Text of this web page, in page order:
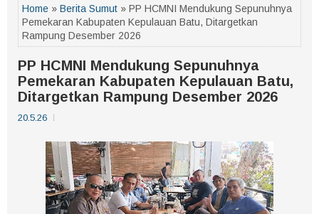
Home » Berita Sumut » PP HCMNI Mendukung Sepunuhnya
Pemekaran Kabupaten Kepulauan Batu, Ditargetkan
Rampung Desember 2026
PP HCMNI Mendukung Sepunuhnya
Pemekaran Kabupaten Kepulauan Batu,
Ditargetkan Rampung Desember 2026
20.5.26